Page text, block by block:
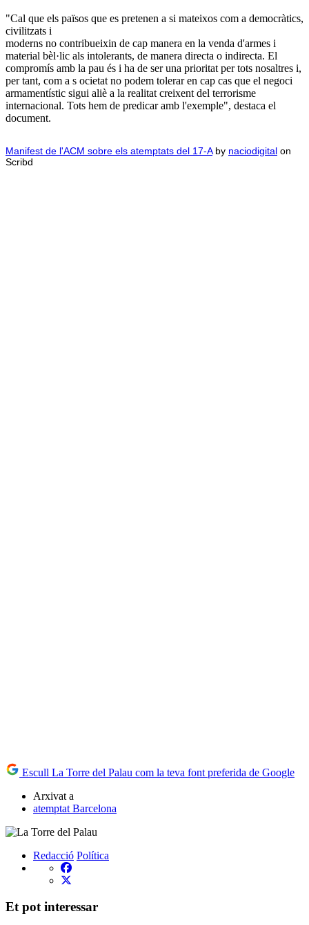
"Cal que els països que es pretenen a si mateixos com a democràtics,
civilitzats i
moderns no contribueixin de cap manera en la venda d'armes i
material bèl·lic als intolerants, de manera directa o indirecta. El
compromís amb la pau és i ha de ser una prioritat per tots nosaltres i,
per tant, com a s ocietat no podem tolerar en cap cas que el negoci
armamentístic sigui aliè a la realitat creixent del terrorisme
internacional. Tots hem de predicar amb l'exemple", destaca el
document.
Manifest de l'ACM sobre els atemptats del 17-Aby naciodigital on
Scribd
Escull La Torre del Palau com la teva font preferida de Google
Arxivat a
atemptat Barcelona
Redacció Política
Et pot interessar